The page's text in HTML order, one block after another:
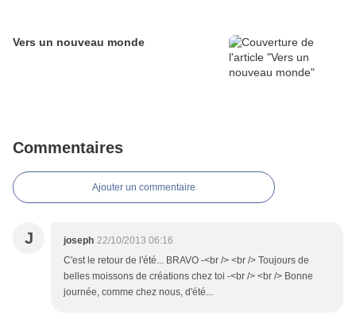
Vers un nouveau monde
Commentaires
Ajouter un commentaire
J joseph 22/10/2013 06:16
C'est le retour de l'été... BRAVO -<br /> <br /> Toujours de
belles moissons de créations chez toi -<br /> <br /> Bonne
journée, comme chez nous, d'été...